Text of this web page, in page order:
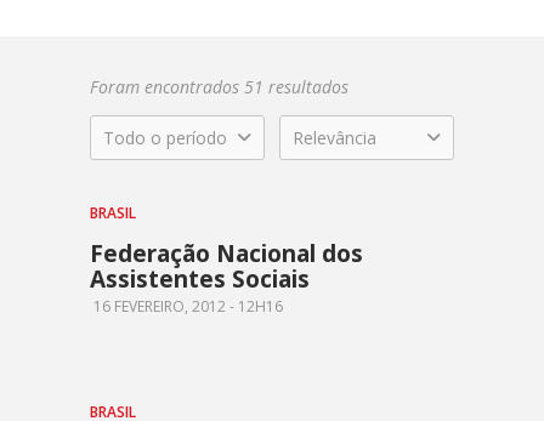
Foram encontrados 51 resultados
Todo o período Relevância
BRASIL
Federação Nacional dos
Assistentes Sociais
16 FEVEREIRO, 2012 - 12H16
BRASIL